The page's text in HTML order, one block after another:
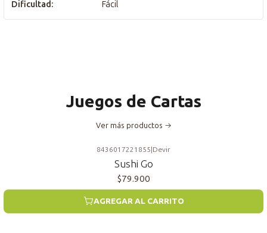
Dificultad: Fácil
Juegos de Cartas
Ver más productos
8436017221855 Devir
Sushi Go
$79.900
AGREGAR AL CARRITO